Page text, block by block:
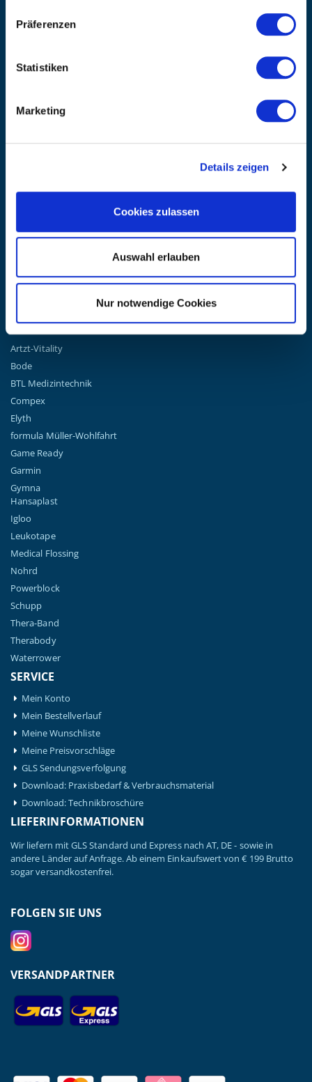
Präferenzen
Statistiken
Marketing
Details zeigen
Cookies zulassen
Auswahl erlauben
Nur notwendige Cookies
INFORMATIONEN
Zahlungsbedingungen
Widerrufsbelehrung
BLEIBE AUF DEM LAUFENDEN
Erhalten Sie die neuesten Informationen zu Veranstaltungen,
Newsletter an.(Datenschutzbestimmungen)
GO!
Airex
Artzt-Vitality
Bode
BTL Medizintechnik
Compex
Elyth
formula Müller-Wohlfahrt
Game Ready
Garmin
Gymna
Hansaplast
Igloo
Leukotape
Medical Flossing
Nohrd
Powerblock
Schupp
Thera-Band
Therabody
Waterrower
SERVICE
Mein Konto
Mein Bestellverlauf
Meine Wunschliste
Meine Preisvorschläge
GLS Sendungsverfolgung
Download: Praxisbedarf & Verbrauchsmaterial
Download: Technikbroschüre
LIEFERINFORMATIONEN
Wir liefern mit GLS Standard und Express nach AT, DE - sowie in
andere Länder auf Anfrage. Ab einem Einkaufswert von € 199 Brutto
sogar versandkostenfrei.
FOLGEN SIE UNS
VERSANDPARTNER